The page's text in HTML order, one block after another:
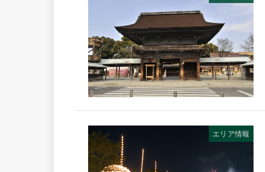
エリア情報